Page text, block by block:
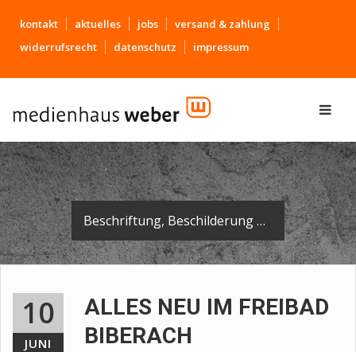
kontakt aktuelles jobs
versand & zahlung
widerrufsrecht
datenschutz impressum
Beschriftung, Beschilderung und Leitsystem für das neue Freibad in Biberach.
10
JUNI
ALLES NEU IM FREIBAD
BIBERACH